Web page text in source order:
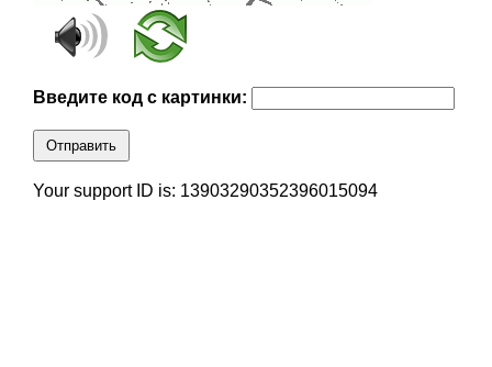
Введите код с картинки:
Отправить
Your support ID is: 13903290352396015094